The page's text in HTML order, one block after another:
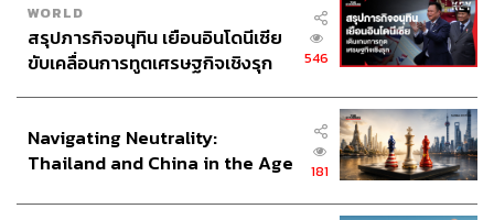
5. เสริมวิตามินบี 12
วิตามินบี 12 พบได้เป็นส่วนใหญ่ในแหล่งที่มาของสัตว์ ดังนั้น
ชาววีแกนจึงควรเสริมด้วยวิตามินบี 12 ที่ช่วยเสริมสร้างการ
เจริญเติบโตและการทำงานของระบบประสาท และการส่ง
เสริมการสร้างเม็ดเลือด
WORLD
สรุปภารกิจอนุทิน เยือนอินโดนีเซีย
ขับเคลื่อนการทูตเศรษฐกิจเชิงรุก
546
Navigating Neutrality:
Thailand and China in the Age
181